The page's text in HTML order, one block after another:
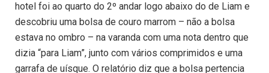
hotel foi ao quarto do 2º andar logo abaixo do de Liam e
descobriu uma bolsa de couro marrom – não a bolsa
estava no ombro – na varanda com uma nota dentro que
dizia “para Liam”, junto com vários comprimidos e uma
garrafa de uísque. O relatório diz que a bolsa pertencia